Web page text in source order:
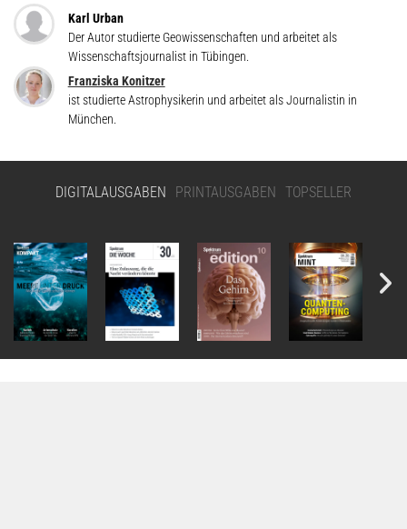
Karl Urban
Der Autor studierte Geowissenschaften und arbeitet als
Wissenschaftsjournalist in Tübingen.
Franziska Konitzer
ist studierte Astrophysikerin und arbeitet als Journalistin in
München.
DIGITALAUSGABEN PRINTAUSGABEN TOPSELLER